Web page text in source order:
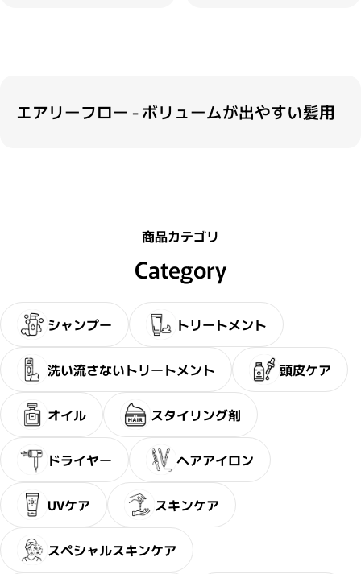
エアリーフロー - ボリュームが出やすい髪用
商品カテゴリ
Category
シャンプー トリートメント
洗い流さないトリートメント 頭皮ケア
オイル スタイリング剤
ドライヤー ヘアアイロン
UVケア スキンケア
スペシャルスキンケア